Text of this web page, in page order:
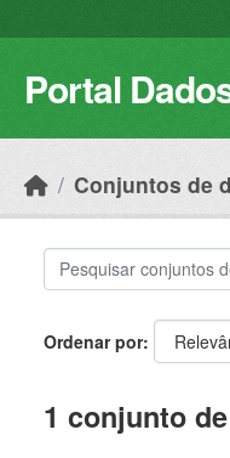
Portal
Conjuntos de
Ordenar por
1 conjunto